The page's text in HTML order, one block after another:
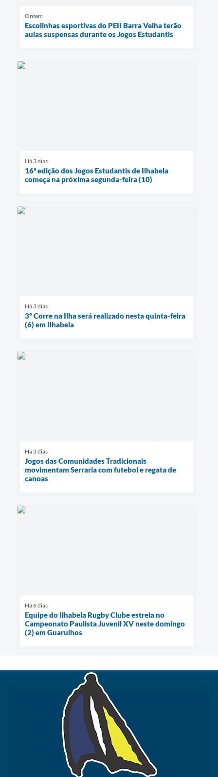
Ontem
Escolinhas esportivas do PEII Barra Velha terão
aulas suspensas durante os Jogos Estudantis
Há 3 dias
16ª edição dos Jogos Estudantis de Ilhabela
começa na próxima segunda-feira (10)
Há 3 dias
3º Corre na Ilha será realizado nesta quinta-feira
(6) em Ilhabela
Há 3 dias
Jogos das Comunidades Tradicionais
movimentam Serraria com futebol e regata de
canoas
Há 6 dias
Equipe do Ilhabela Rugby Clube estreia no
Campeonato Paulista Juvenil XV neste domingo
(2) em Guarulhos